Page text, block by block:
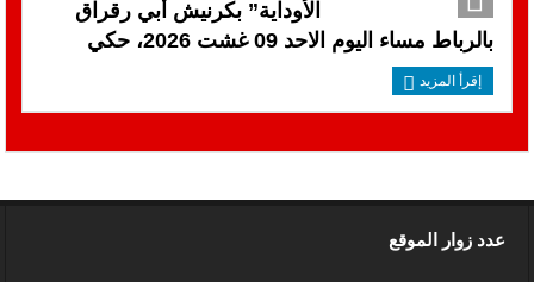
الأوداية” بكرنيش أبي رقراق
بالرباط مساء اليوم الاحد 09 غشت 2026، حكي
إقرأ المزيد
عدد زوار الموقع